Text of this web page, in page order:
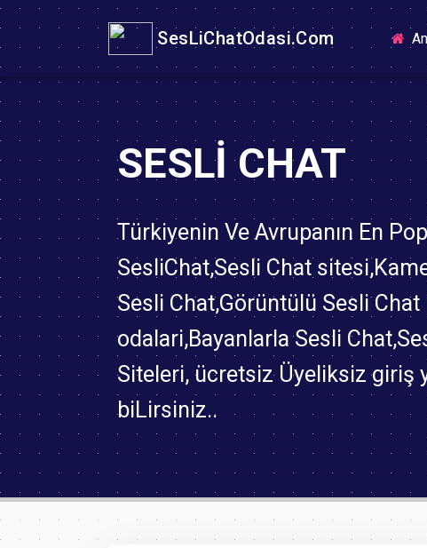
SesLiChatOdasi.Com
SESLI CHAT
Türkiyenin Ve Avrupanın En
SesliChat,Sesli Chat
Sesli Chat,Görüntülü Sesli Chat
odalari,Bayanlarla Sesli
Siteleri, ücretsiz Üyeliksiz giriş
biLirsiniz..